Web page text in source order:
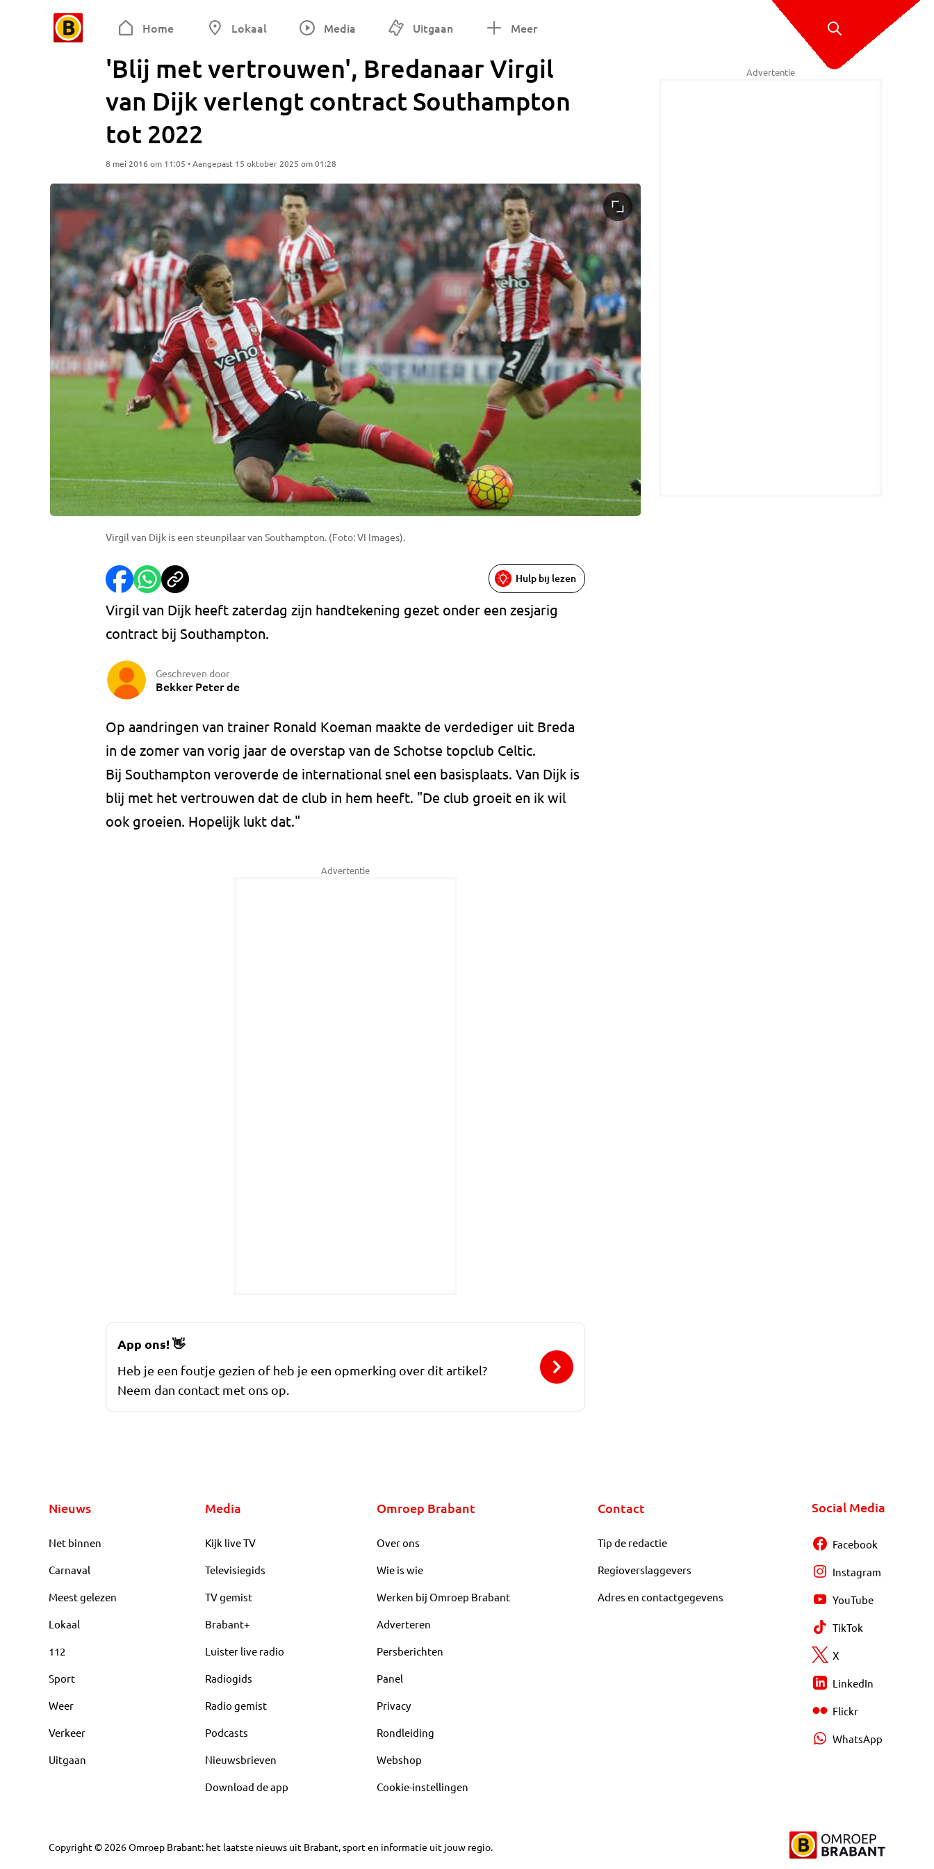
Home Lokaal Media Uitgaan Meer
'Blij met vertrouwen', Bredanaar Virgil
van Dijk verlengt contract Southampton
tot 2022
8 mei 2016 om 11:05 • Aangepast 15 oktober 2025 om 01:28
Virgil van Dijk is een steunpilaar van Southampton. (Foto: VI Images).
Hulp bij lezen
Virgil van Dijk heeft zaterdag zijn handtekening gezet onder een zesjarig
contract bij Southampton.
Geschreven door
Bekker Peter de
Op aandringen van trainer Ronald Koeman maakte de verdediger uit Breda
in de zomer van vorig jaar de overstap van de Schotse topclub Celtic.
Bij Southampton veroverde de international snel een basisplaats. Van Dijk is
blij met het vertrouwen dat de club in hem heeft. "De club groeit en ik wil
ook groeien. Hopelijk lukt dat."
Advertentie
Advertentie
App ons!👋
Heb je een foutje gezien of heb je een opmerking over dit artikel?
Neem dan contact met ons op.
Nieuws
Net binnen
Carnaval
Meest gelezen
Lokaal
112
Sport
Weer
Verkeer
Uitgaan
Media
Kijk live TV
Televisiegids
TV gemist
Brabant+
Luister live radio
Radiogids
Radio gemist
Podcasts
Nieuwsbrieven
Download de app
Omroep Brabant
Over ons
Wie is wie
Werken bij Omroep Brabant
Adverteren
Persberichten
Panel
Privacy
Rondleiding
Webshop
Cookie-instellingen
Contact
Tip de redactie
Regioverslaggevers
Adres en contactgegevens
Social Media
Facebook
Instagram
YouTube
TikTok
X
LinkedIn
Flickr
WhatsApp
Copyright © 2026Omroep Brabant: het laatste nieuws uit Brabant, sport en informatie uit jouw regio.